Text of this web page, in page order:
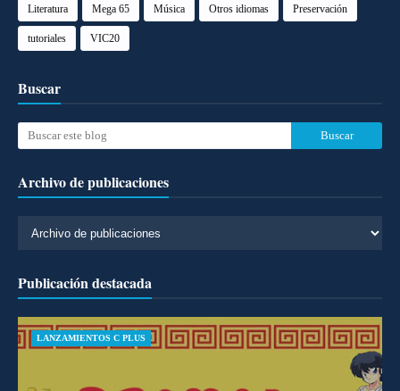
Literatura Mega 65 Música Otros idiomas Preservación
tutoriales VIC20
Buscar
Archivo de publicaciones
Publicación destacada
LANZAMIENTOS C PLUS